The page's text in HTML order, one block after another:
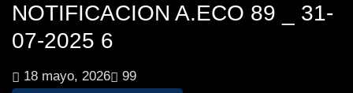
NOTIFICACION A.ECO 89 _ 31-
07-2025 6
18 mayo, 2026
99